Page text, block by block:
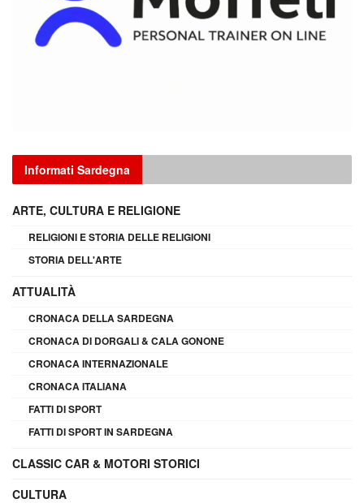
Informati Sardegna
ARTE, CULTURA E RELIGIONE
RELIGIONI E STORIA DELLE RELIGIONI
STORIA DELL'ARTE
ATTUALITÀ
CRONACA DELLA SARDEGNA
CRONACA DI DORGALI & CALA GONONE
CRONACA INTERNAZIONALE
CRONACA ITALIANA
FATTI DI SPORT
FATTI DI SPORT IN SARDEGNA
CLASSIC CAR & MOTORI STORICI
CULTURA